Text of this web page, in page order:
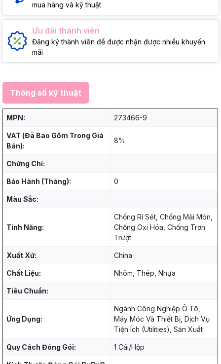
mua hàng và kỹ thuật
Ưu đãi thành viên
Đăng ký thành viên để được nhận được nhiều khuyến
mãi
Thông số kỹ thuật
MPN: 273466-9
VAT (Đã Bao Gồm Trong Giá
Bán):
8%
Chứng Chỉ:
Bảo Hành (Tháng): 0
Màu Sắc:
Tính Năng:
Chống Rỉ Sét, Chống Mài Mòn,
Chống Oxi Hóa, Chống Trơn
Trượt
Xuất Xứ: China
Chất Liệu: Nhôm, Thép, Nhựa
Tiêu Chuẩn:
Ứng Dụng:
Ngành Công Nghiệp Ô Tô,
Máy Móc Và Thiết Bị, Dịch Vụ
Tiện Ích (Utilities), Sản Xuất
Quy Cách Đóng Gói: 1 Cái/Hộp